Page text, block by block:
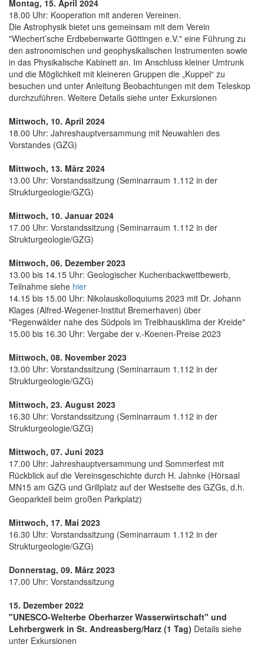
Montag, 15. April 2024
18.00 Uhr: Kooperation mit anderen Vereinen.
Die Astrophysik bietet uns gemeinsam mit dem Verein
"Wiechert’sche Erdbebenwarte Göttingen e.V." eine Führung zu
den astronomischen und geophysikalischen Instrumenten sowie
in das Physikalische Kabinett an. Im Anschluss kleiner Umtrunk
und die Möglichkeit mit kleineren Gruppen die „Kuppel“ zu
besuchen und unter Anleitung Beobachtungen mit dem Teleskop
durchzuführen. Weitere Details siehe unter Exkursionen
Mittwoch, 10. April 2024
18.00 Uhr: Jahreshauptversammung mit Neuwahlen des
Vorstandes (GZG)
Mittwoch, 13. März 2024
13.00 Uhr: Vorstandssitzung (Seminarraum 1.112 in der
Strukturgeologie/GZG)
Mittwoch, 10. Januar 2024
17.00 Uhr: Vorstandssitzung (Seminarraum 1.112 in der
Strukturgeologie/GZG)
Mittwoch, 06. Dezember 2023
13.00 bis 14.15 Uhr: Geologischer Kuchenbackwettbewerb,
Teilnahme siehe hier
14.15 bis 15.00 Uhr: Nikolauskolloquiums 2023 mit Dr. Johann
Klages (Alfred-Wegener-Institut Bremerhaven) über
"Regenwälder nahe des Südpols im Treibhausklima der Kreide"
15.00 bis 16.30 Uhr: Vergabe der v.-Koenen-Preise 2023
Mittwoch, 08. November 2023
13.00 Uhr: Vorstandssitzung (Seminarraum 1.112 in der
Strukturgeologie/GZG)
Mittwoch, 23. August 2023
16.30 Uhr: Vorstandssitzung (Seminarraum 1.112 in der
Strukturgeologie/GZG)
Mittwoch, 07. Juni 2023
17.00 Uhr: Jahreshauptversammung und Sommerfest mit
Rückblick auf die Vereinsgeschichte durch H. Jahnke (Hörsaal
MN15 am GZG und Grillplatz auf der Westseite des GZGs, d.h.
Geoparkteil beim großen Parkplatz)
Mittwoch, 17. Mai 2023
16.30 Uhr: Vorstandssitzung (Seminarraum 1.112 in der
Strukturgeologie/GZG)
Donnerstag, 09. März 2023
17.00 Uhr: Vorstandssitzung
15. Dezember 2022
"UNESCO-Welterbe Oberharzer Wasserwirtschaft" und
Lehrbergwerk in St. Andreasberg/Harz (1 Tag) Details siehe
unter Exkursionen